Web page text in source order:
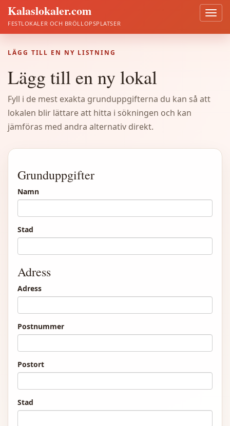
Kalaslokaler.com
FESTLOKALER OCH BRÖLLOPSPLATSER
LÄGG TILL EN NY LISTNING
Lägg till en ny lokal
Fyll i de mest exakta grunduppgifterna du kan så att
lokalen blir lättare att hitta i sökningen och kan
jämföras med andra alternativ direkt.
Lägg
till
en
ny
lokal
Grunduppgifter
Namn
Stad
Adress
Adress
Postnummer
Postort
Stad